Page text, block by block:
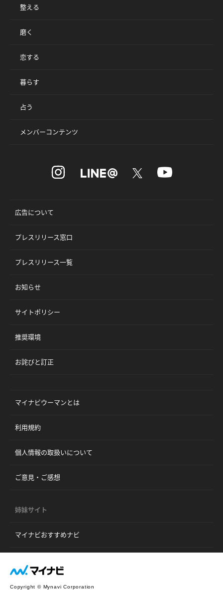
整える
磨く
恋する
暮らす
占う
メンバーコンテンツ
広告について
プレスリリース窓口
プレスリリース一覧
お知らせ
サイトポリシー
推奨環境
お詫びと訂正
マイナビウーマンとは
利用規約
個人情報の取扱いについて
ご意見・ご感想
姉妹サイト
マイナビおすすめナビ
Copyright © Mynavi Corporation